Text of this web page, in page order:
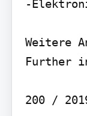
-
Weitere
Further
200 /